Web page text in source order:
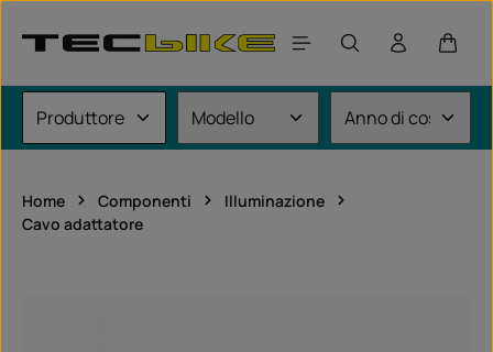
Il
Home Componenti
Illuminazione
Cavo adattatore